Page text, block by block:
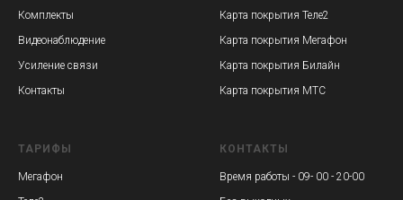
Комплекты
Видеонаблюдение
Усиление связи
Контакты
Карта покрытия Теле2
Карта покрытия Мегафон
Карта покрытия Билайн
Карта покрытия МТС
ТАРИФЫ
Мегафон
КОНТАКТЫ
Время работы - 09- 00 - 20-00